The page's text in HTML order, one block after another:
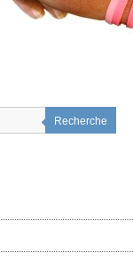
Recherche